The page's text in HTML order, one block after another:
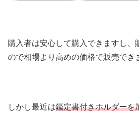
購入者は安心して購入できますし、
ので相場より高めの価格で販売でき
しかし最近は鑑定書付きホルダーを